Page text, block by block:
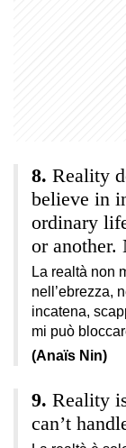
Reality
believe in
ordinary
or another.
La realtà non
nell’ebrezza,
incatena,
mi può
(Anaïs Nin)
Reality
can’t